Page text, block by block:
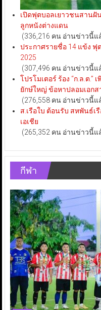
เปิดฟุตบอลเยาวชนสานฝั
ลูกหนังต่างแดน
(336,216 คน อ่านข่าวนี้แ
ประกาศรายชื่อ 14 แข้ง
2025
(307,496 คน อ่านข่าวนี้แ
โปรโมเตอร์ ร้อง “ก.ล.ต
ยักษ์ใหญ่ ข้อหาปลอมเอกส
(276,558 คน อ่านข่าวนี้แ
ส.เรือใบ ต้อนรับ สหพันธ์เ
เอเชีย
(265,352 คน อ่านข่าวนี้แ
กีฬา